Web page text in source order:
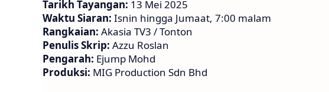
Tarikh Tayangan: 13 Mei 2025
Waktu Siaran: Isnin hingga Jumaat, 7:00 malam
Rangkaian: Akasia TV3 / Tonton
Penulis Skrip: Azzu Roslan
Pengarah: Ejump Mohd
Produksi: MIG Production Sdn Bhd